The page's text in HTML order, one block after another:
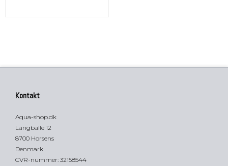
Kontakt
Aqua-shop.dk
Langballe 12
8700 Horsens
Denmark
CVR-nummer: 32158544